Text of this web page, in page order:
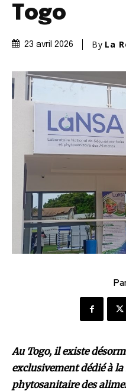
Togo
23 avril 2026 By La
Au Togo, il existe
exclusivement dédié à
phytosanitaire des